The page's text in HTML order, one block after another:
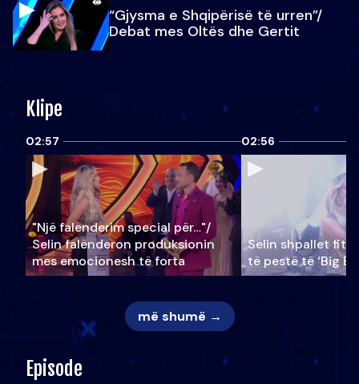
“Gjysma e Shqipërisë të urren”/
Debat mes Oltës dhe Gertit
Klipe
02:57
"Një falenderim special për…"/
Selin falënderon produksionin
mes emocionesh të forta
02:56
Selin shpallet
të pestë të ‘Big
më shumë →
Episode